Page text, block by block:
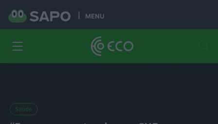
MENU
Saúde